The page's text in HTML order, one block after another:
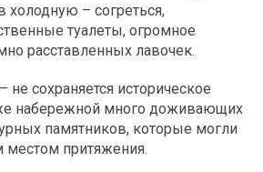
холодную – согреться,
туалеты, огромное
расставленных лавочек.
не сохраняется историческое
набережной много доживающих
памятников, которые могли
притяжения.